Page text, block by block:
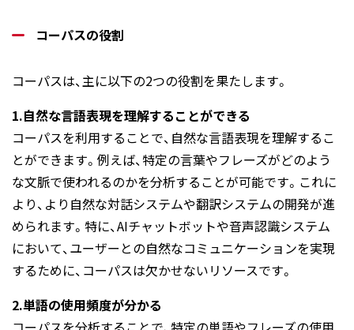
コーパスの役割
コーパスは、主に以下の2つの役割を果たします。
1.自然な言語表現を理解することができる
コーパスを利用することで、自然な言語表現を理解するこ
とができます。例えば、特定の言葉やフレーズがどのよう
な文脈で使われるのかを分析することが可能です。これに
より、より自然な対話システムや翻訳システムの開発が進
められます。特に、AIチャットボットや音声認識システム
において、ユーザーとの自然なコミュニケーションを実現
するために、コーパスは欠かせないリソースです。
2.単語の使用頻度が分かる